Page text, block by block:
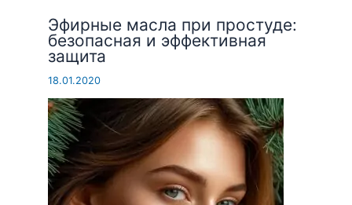
Эфирные масла при простуде:
безопасная и эффективная
защита
18.01.2020